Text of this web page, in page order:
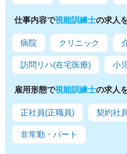
仕事内容で視能訓練士の求人
病院 クリニック
訪問リハ(在宅医療) 小
雇用形態で視能訓練士の求人
正社員(正職員) 契約社
非常勤・パート